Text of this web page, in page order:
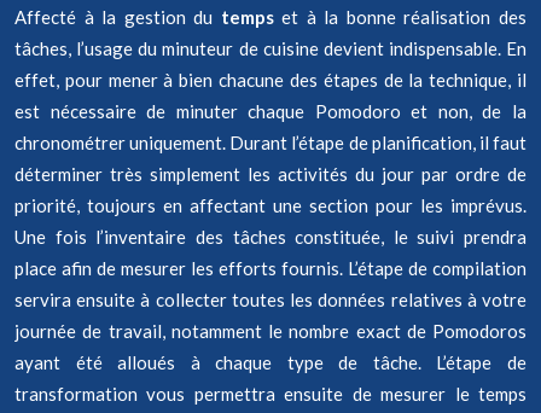
Affecté à la gestion du tempset à la bonne réalisation des
tâches, l’usage du minuteur de cuisine devient indispensable. En
effet, pour mener à bien chacune des étapes de la technique, il
est nécessaire de minuter chaque Pomodoro et non, de la
chronométrer uniquement. Durant l’étape de planification, il faut
déterminer très simplement les activités du jour par ordre de
priorité, toujours en affectant une section pour les imprévus.
Une fois l’inventaire des tâches constituée, le suivi prendra
place afin de mesurer les efforts fournis. L’étape de compilation
servira ensuite à collecter toutes les données relatives à votre
journée de travail, notamment le nombre exact de Pomodoros
ayant été alloués à chaque type de tâche. L’étape de
transformation vous permettra ensuite de mesurer le temps